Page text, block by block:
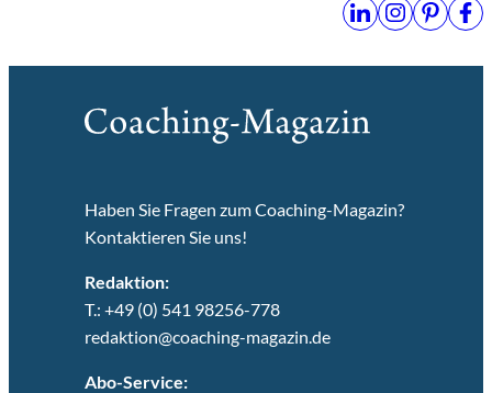
Haben Sie Fragen zum Coaching-Magazin?
Kontaktieren Sie uns!
Redaktion:
T.: +49 (0) 541 98256-778
redaktion@coaching-magazin.de
Abo-Service: